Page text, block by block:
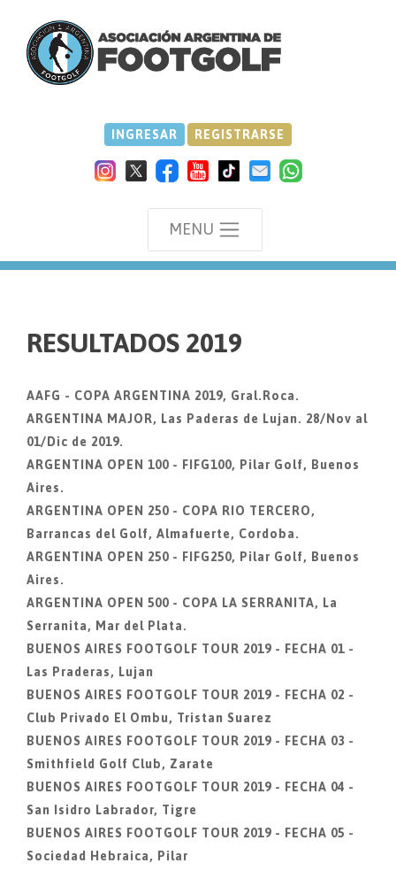
INGRESAR REGISTRARSE
MENU
RESULTADOS 2019
AAFG - COPA ARGENTINA 2019, Gral.Roca.
ARGENTINA MAJOR, Las Paderas de Lujan. 28/Nov al
01/Dic de 2019.
ARGENTINA OPEN 100 - FIFG100, Pilar Golf, Buenos
Aires.
ARGENTINA OPEN 250 - COPA RIO TERCERO,
Barrancas del Golf, Almafuerte, Cordoba.
ARGENTINA OPEN 250 - FIFG250, Pilar Golf, Buenos
Aires.
ARGENTINA OPEN 500 - COPA LA SERRANITA, La
Serranita, Mar del Plata.
BUENOS AIRES FOOTGOLF TOUR 2019 - FECHA 01 -
Las Praderas, Lujan
BUENOS AIRES FOOTGOLF TOUR 2019 - FECHA 02 -
Club Privado El Ombu, Tristan Suarez
BUENOS AIRES FOOTGOLF TOUR 2019 - FECHA 03 -
Smithfield Golf Club, Zarate
BUENOS AIRES FOOTGOLF TOUR 2019 - FECHA 04 -
San Isidro Labrador, Tigre
BUENOS AIRES FOOTGOLF TOUR 2019 - FECHA 05 -
Sociedad Hebraica, Pilar